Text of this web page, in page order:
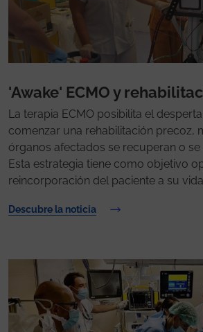
'Awake' ECMO y
La terapia ECMO posibilita el
comenzar una rehabilitación precoz,
órganos afectados se recuperan o
Esta estrategia tiene como objetivo
reincorporación del paciente a su
Descubre la noticia